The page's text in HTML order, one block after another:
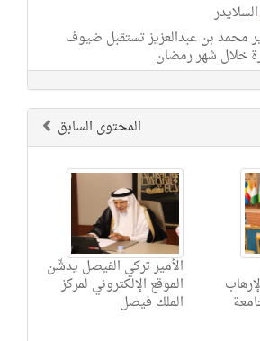
السلايدر
محمد بن عبدالعزيز تستقبل ضيوف
خلال شهر رمضان
المحتوى السابق
الأمير تركي الفيصل يدشّن
الموقع الإلكتروني لمركز
الملك فيصل